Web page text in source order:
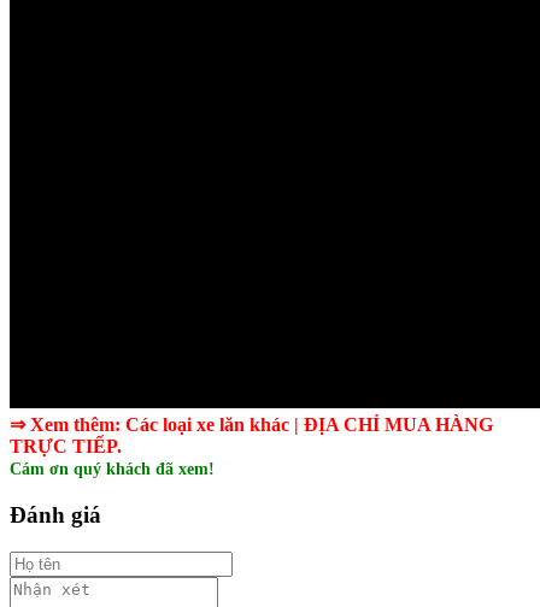
⇒ Xem thêm: Các loại xe lăn khác | ĐỊA CHỈ MUA HÀNG
TRỰC TIẾP.
Cám ơn quý khách đã xem!
Đánh giá